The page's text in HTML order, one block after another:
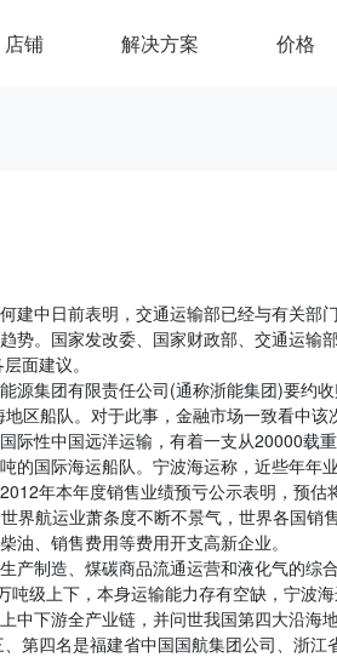
店铺 解决方案 价格
建中日前表明，交通运输部已经与有关部
势。国家发改委、国家财政部、交通运输
面建议。
源集团有限责任公司(通称浙能集团)要约
区船队。对于此事，金融市场一致看中该
际性中国远洋运输，有着一支从20000载
的国际海运船队。宁波海运称，近些年年
年本年度销售业绩预亏公示表明，预估
界航运业萧条度不断不景气，世界各国销
油、销售费用等费用开支高新企业。
产制造、煤碳商品流通运营和液化气的综
级上下，本身运输能力存有空缺，宁波
中下游全产业链，并问世我国第四大沿海
第四名是福建省中国国航集团公司、浙